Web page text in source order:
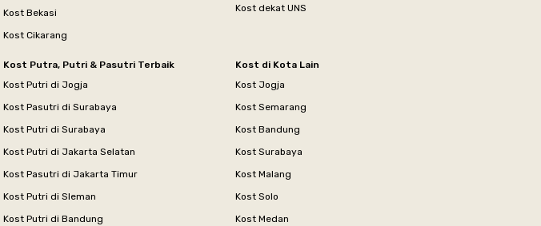
Kost Bekasi
Kost Cikarang
Kost dekat UNS
Kost Putra, Putri & Pasutri Terbaik
Kost Putri di Jogja
Kost Pasutri di Surabaya
Kost Putri di Surabaya
Kost Putri di Jakarta Selatan
Kost Pasutri di Jakarta Timur
Kost Putri di Sleman
Kost Putri di Bandung
Kost di Kota Lain
Kost Jogja
Kost Semarang
Kost Bandung
Kost Surabaya
Kost Malang
Kost Solo
Kost Medan